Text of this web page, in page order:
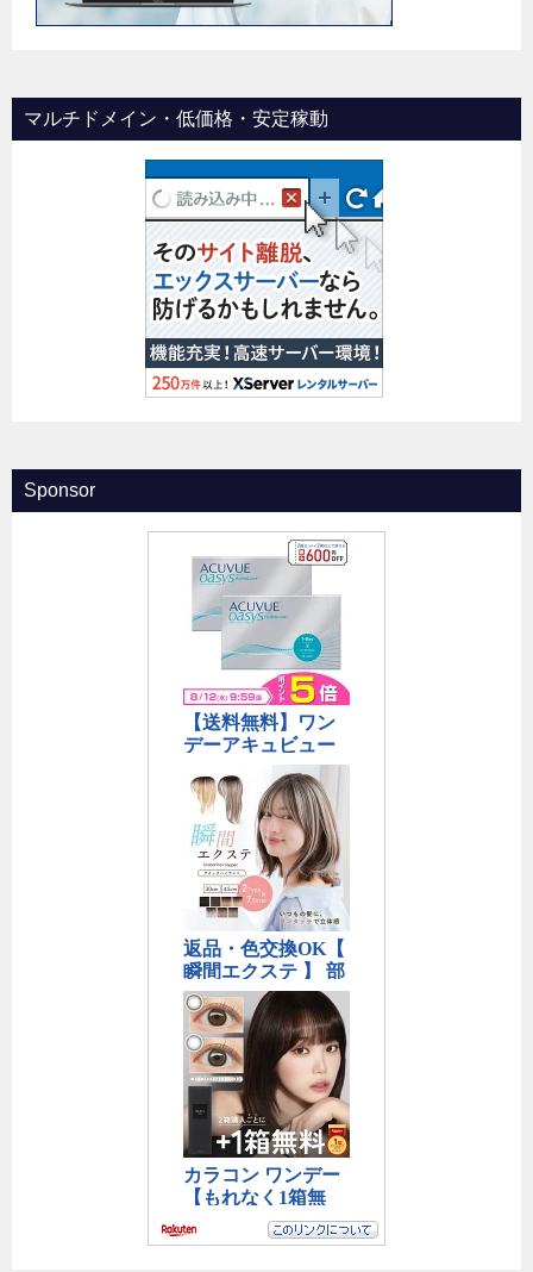
マルチドメイン・低価格・安定稼動
Sponsor